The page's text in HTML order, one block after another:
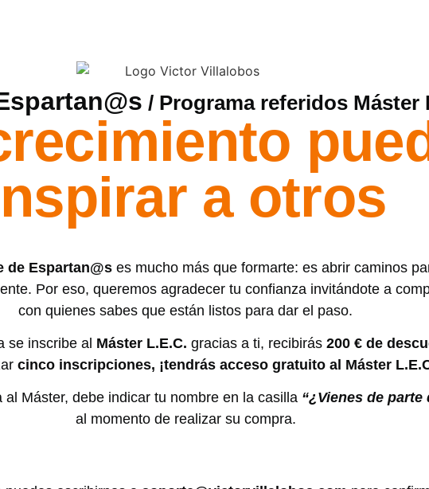
/ Programa referidos Máster
a otros
de Espartan@ses mucho más que formarte: es abrir caminos
Por eso, queremos agradecer tu confianza invitándote a
con quienes sabes que están listos para dar el paso.
se inscribe al Máster L.E.C. gracias a ti, recibirás 200 € de
cinco inscripciones, ¡tendrás acceso gratuito al Máster
Máster, debe indicar tu nombre en la casilla “¿Vienes de parte
al momento de realizar su compra.